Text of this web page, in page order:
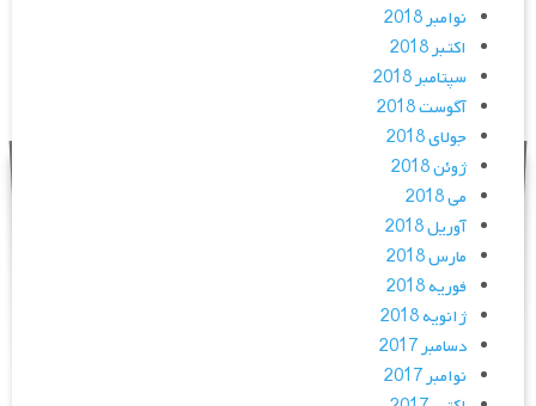
نوامبر 2018
اکتبر 2018
سپتامبر 2018
آگوست 2018
جولای 2018
ژوئن 2018
می 2018
آوریل 2018
مارس 2018
فوریه 2018
ژانویه 2018
دسامبر 2017
نوامبر 2017